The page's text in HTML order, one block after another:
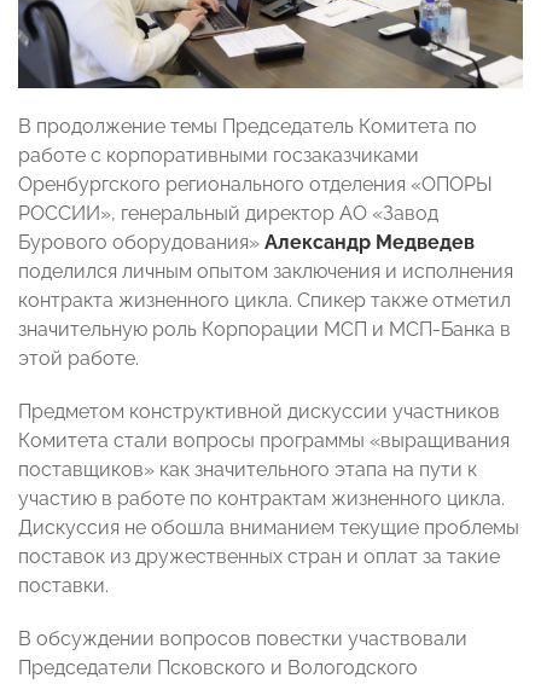
В продолжение темы Председатель Комитета по
работе с корпоративными госзаказчиками
Оренбургского регионального отделения «ОПОРЫ
РОССИИ», генеральный директор АО «Завод
Бурового оборудования» Александр Медведев
поделился личным опытом заключения и исполнения
контракта жизненного цикла. Спикер также отметил
значительную роль Корпорации МСП и МСП-Банка в
этой работе.
Предметом конструктивной дискуссии участников
Комитета стали вопросы программы «выращивания
поставщиков» как значительного этапа на пути к
участию в работе по контрактам жизненного цикла.
Дискуссия не обошла вниманием текущие проблемы
поставок из дружественных стран и оплат за такие
поставки.
В обсуждении вопросов повестки участвовали
Председатели Псковского и Вологодского